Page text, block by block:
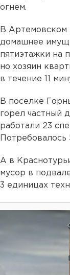
огнем.
В Артемовском
домашнее
пятиэтажки на
но хозяин
в течение 11
В поселке
горел частный
работали 23
Потребовалось
А в
мусор в
3 единицах